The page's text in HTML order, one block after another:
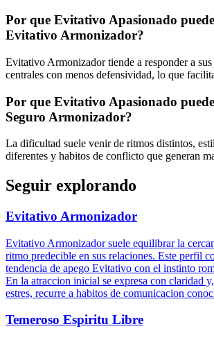
Por que Evitativo Apasionado
Evitativo Armonizador?
Evitativo Armonizador tiende a responder a sus
centrales con menos defensividad, lo que
Por que Evitativo Apasionado
Seguro Armonizador?
La dificultad suele venir de ritmos distintos,
diferentes y habitos de conflicto que generan
Seguir explorando
Evitativo Armonizador
Evitativo Armonizador suele equilibrar la
ritmo predecible en sus relaciones. Este perfil
tendencia de apego Evitativo con el instinto
En la atraccion inicial se expresa con claridad
estres, recurre a habitos de comunicacion
Temeroso Espiritu Libre